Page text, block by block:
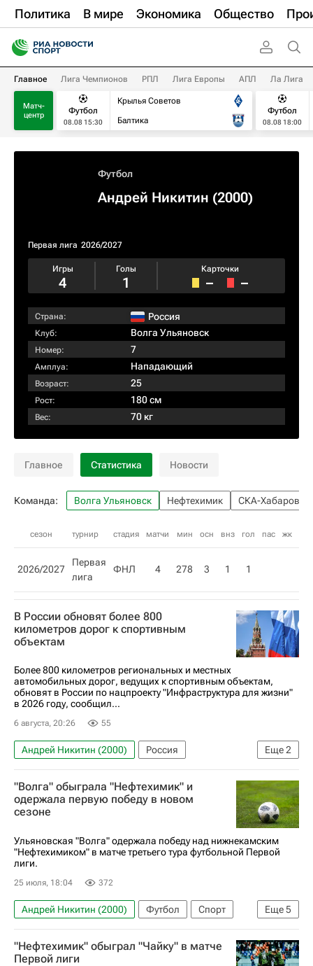
Политика В мире Экономика Общество
Главное Лига Чемпионов РПЛ Лига Европы АПЛ Ла Лига
Матч-
центр
Футбол
08.08 15:30
Крылья Советов
Балтика
Футбол
08.08 18:00
Футбол
Андрей Никитин (2000)
Первая лига 2026/2027
Игры
4
Голы
1
Карточки
– –
Страна: Россия
Клуб: Волга Ульяновск
Номер: 7
Амплуа: Нападающий
Возраст: 25
Рост: 180 см
Вес: 70 кг
Главное Статистика Новости
Команда: Волга Ульяновск Нефтехимик СКА-Хабаровск
сезон турнир стадия матчи мин осн внз гол пас жк
2026/2027
Первая
лига
ФНЛ 4 278 3 1 1
В России обновят более 800
километров дорог к спортивным
объектам
Более 800 километров региональных и местных
автомобильных дорог, ведущих к спортивным объектам,
обновят в России по нацпроекту "Инфраструктура для жизни"
в 2026 году, сообщил...
6 августа, 20:26 55
Еще2
Андрей Никитин (2000)
Россия
Андрей Никитин (политик)
Марат Хуснуллин
"Волга" обыграла "Нефтехимик" и
одержала первую победу в новом
сезоне
Ульяновская "Волга" одержала победу над нижнекамским
"Нефтехимиком" в матче третьего тура футбольной Первой
лиги.
25 июля, 18:04 372
Еще5
Андрей Никитин (2000) Футбол
Спорт
Ульяновск
Александр Саплинов
Нефтехимик
Челябинск Первая лига
"Нефтехимик" обыграл "Чайку" в матче
Первой лиги